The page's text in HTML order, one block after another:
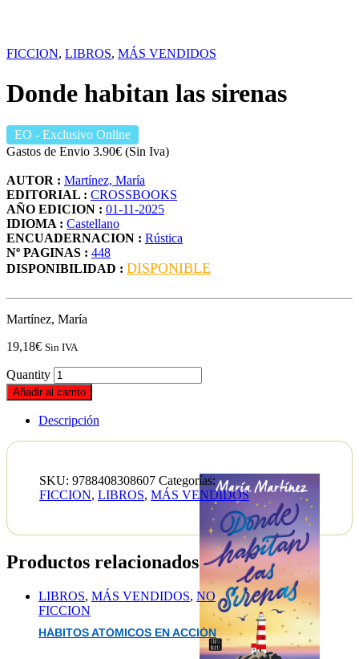
FICCION, LIBROS, MÁS VENDIDOS
Donde habitan las sirenas
EO - Exclusivo Online
Gastos de Envio 3.90€ (Sin Iva)
AUTOR : Martínez, María
EDITORIAL : CROSSBOOKS
AÑO EDICION : 01-11-2025
IDIOMA : Castellano
ENCUADERNACION : Rústica
Nº PAGINAS : 448
DISPONIBILIDAD : DISPONIBLE
Martínez, María
19,18€ Sin IVA
Quantity
Añadir al carrito
Descripción
SKU: 9788408308607 Categorías:
FICCION, LIBROS, MÁS VENDIDOS
Productos relacionados
LIBROS, MÁS VENDIDOS, NO
FICCION
HÁBITOS ATÓMICOS EN ACCIÓN